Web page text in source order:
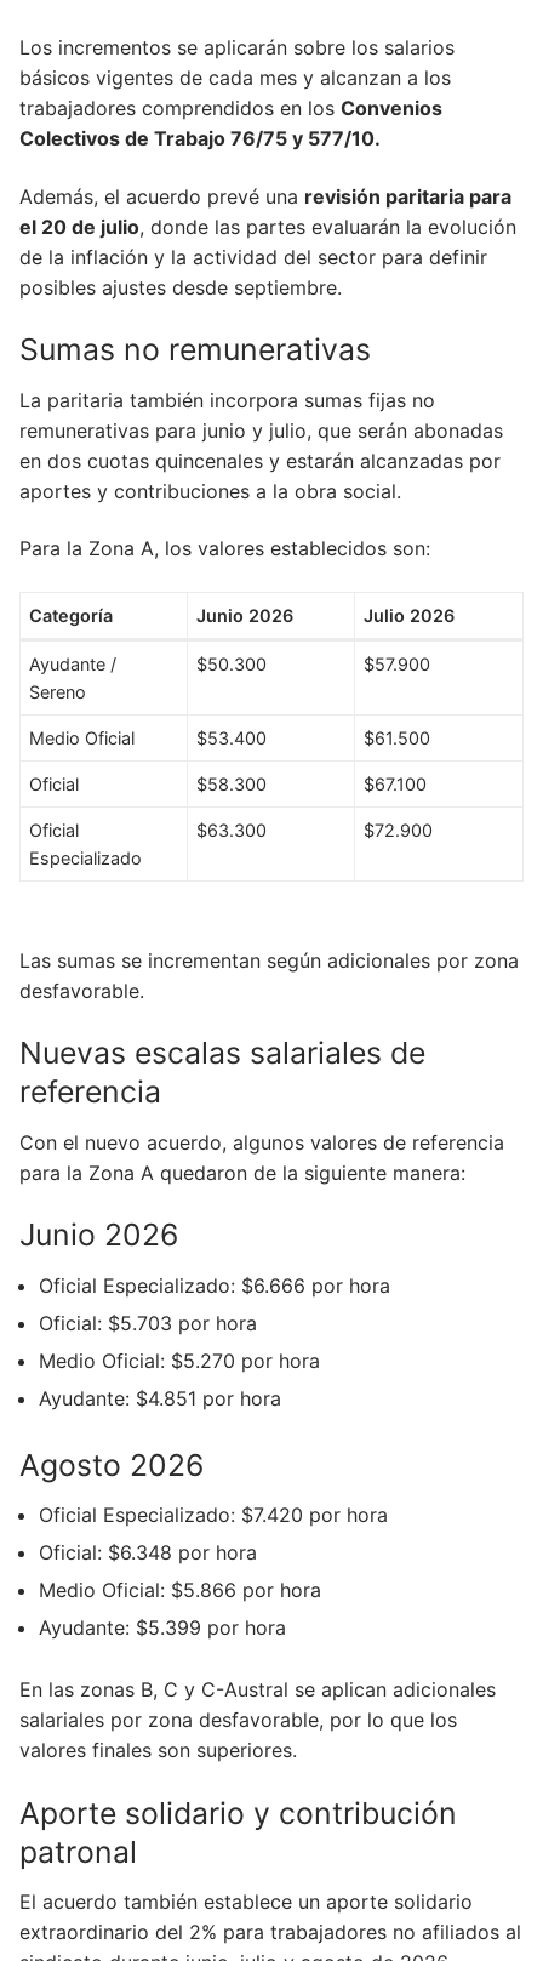
Los incrementos se aplicarán sobre los salarios
básicos vigentes de cada mes y alcanzan a los
trabajadores comprendidos en los Convenios
Colectivos de Trabajo 76/75 y 577/10.
Además, el acuerdo prevé una revisión paritaria para
el 20 de julio, donde las partes evaluarán la evolución
de la inflación y la actividad del sector para definir
posibles ajustes desde septiembre.
Sumas no remunerativas
La paritaria también incorpora sumas fijas no
remunerativas para junio y julio, que serán abonadas
en dos cuotas quincenales y estarán alcanzadas por
aportes y contribuciones a la obra social.
Para la Zona A, los valores establecidos son:
Categoría Junio 2026 Julio 2026
Ayudante /
Sereno
$50.300 $57.900
Medio Oficial $53.400 $61.500
Oficial $58.300 $67.100
Oficial
Especializado
$63.300 $72.900
Las sumas se incrementan según adicionales por zona
desfavorable.
Nuevas escalas salariales de
referencia
Con el nuevo acuerdo, algunos valores de referencia
para la Zona A quedaron de la siguiente manera:
Junio 2026
Oficial Especializado: $6.666 por hora
Oficial: $5.703 por hora
Medio Oficial: $5.270 por hora
Ayudante: $4.851 por hora
Agosto 2026
Oficial Especializado: $7.420 por hora
Oficial: $6.348 por hora
Medio Oficial: $5.866 por hora
Ayudante: $5.399 por hora
En las zonas B, C y C-Austral se aplican adicionales
salariales por zona desfavorable, por lo que los
valores finales son superiores.
Aporte solidario y contribución
patronal
El acuerdo también establece un aporte solidario
extraordinario del 2% para trabajadores no afiliados al